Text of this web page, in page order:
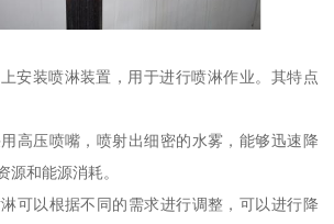
安装喷淋装置，用于进行喷淋作业。其特点
高压喷嘴，喷射出细密的水雾，能够迅速降
源和能源消耗。
可以根据不同的需求进行调整，可以进行降